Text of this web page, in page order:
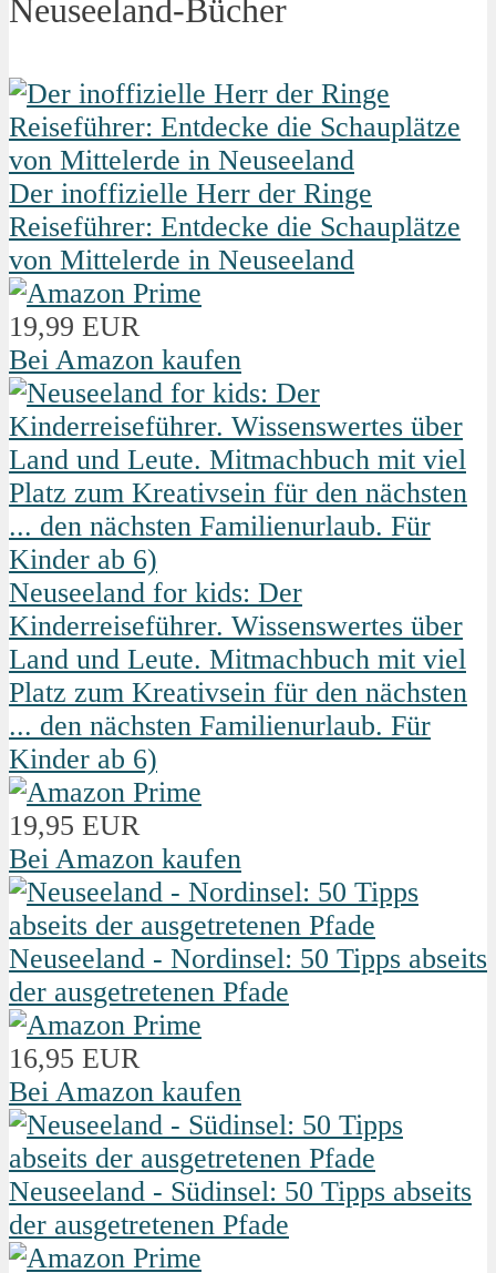
Neuseeland-Bücher
Der inoffizielle Herr der Ringe
Reiseführer: Entdecke die Schauplätze
von Mittelerde in Neuseeland
19,99 EUR
Bei Amazon kaufen
Neuseeland for kids: Der
Kinderreiseführer. Wissenswertes über
Land und Leute. Mitmachbuch mit viel
Platz zum Kreativsein für den nächsten
... den nächsten Familienurlaub. Für
Kinder ab 6)
19,95 EUR
Bei Amazon kaufen
Neuseeland - Nordinsel: 50 Tipps abseits
der ausgetretenen Pfade
16,95 EUR
Bei Amazon kaufen
Neuseeland - Südinsel: 50 Tipps abseits
der ausgetretenen Pfade